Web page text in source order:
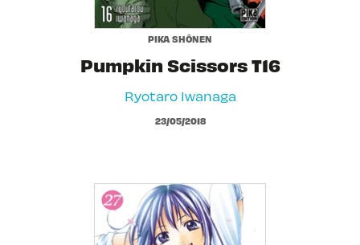
PIKA SHÔNEN
Pumpkin Scissors T16
Ryotaro Iwanaga
23/05/2018